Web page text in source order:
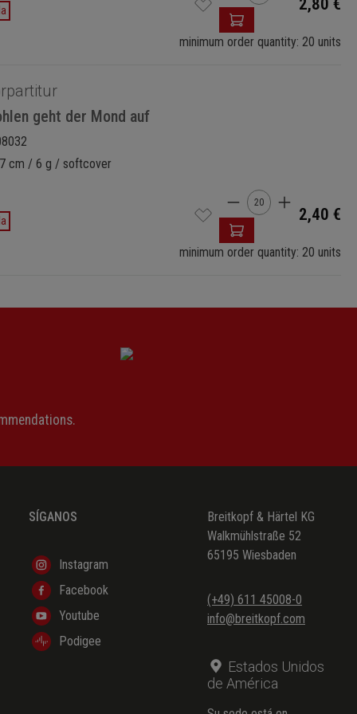
2,80 €
minimum order quantity: 20 units
geht der Mond auf
cm / 6 g / softcover
Cantidad del
2,40 €
minimum order quantity: 20 units
SÍGANOS
Instagram
Facebook
Youtube
Podigee
Breitkopf & Härtel KG
Walkmühlstraße 52
65195 Wiesbaden
(+49) 611 45008-0
info@breitkopf.com
Estados Unidos
de América